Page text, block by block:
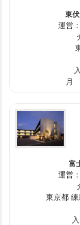
東
運営
月
富
運営
東京都 練